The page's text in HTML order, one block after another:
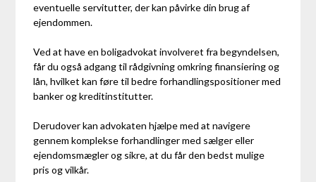
eventuelle servitutter, der kan påvirke din brug af
ejendommen.
Ved at have en boligadvokat involveret fra begyndelsen,
får du også adgang til rådgivning omkring finansiering og
lån, hvilket kan føre til bedre forhandlingspositioner med
banker og kreditinstitutter.
Derudover kan advokaten hjælpe med at navigere
gennem komplekse forhandlinger med sælger eller
ejendomsmægler og sikre, at du får den bedst mulige
pris og vilkår.